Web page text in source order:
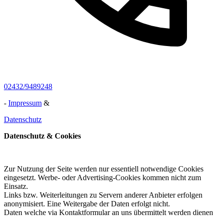
02432/9489248
- Impressum &
Datenschutz
Datenschutz & Cookies
Zur Nutzung der Seite werden nur essentiell notwendige Cookies
eingesetzt. Werbe- oder Advertising-Cookies kommen nicht zum
Einsatz.
Links bzw. Weiterleitungen zu Servern anderer Anbieter erfolgen
anonymisiert. Eine Weitergabe der Daten erfolgt nicht.
Daten welche via Kontaktformular an uns übermittelt werden dienen